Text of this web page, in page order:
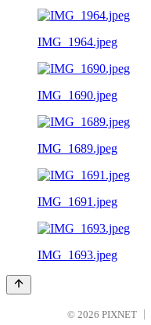
IMG_1964.jpeg
IMG_1690.jpeg
IMG_1689.jpeg
IMG_1691.jpeg
IMG_1693.jpeg
© 2026 PIXNET